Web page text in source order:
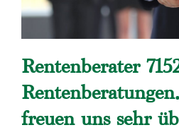
Rentenberater
freuen uns sehr